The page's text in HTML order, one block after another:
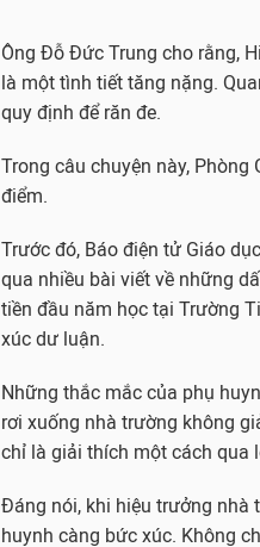
Ông Đỗ Đức Trung cho rằng,
là một tình tiết tăng nặng.
quy định để răn đe.
Trong câu chuyện này,
điểm.
Trước đó, Báo điện tử Giáo
qua nhiều bài viết về những
tiền đầu năm học tại Trường
xúc dư luận.
Những thắc mắc của phụ
rơi xuống nhà trường không
chỉ là giải thích một cách qua
Đáng nói, khi hiệu trưởng nhà
huynh càng bức xúc. Không